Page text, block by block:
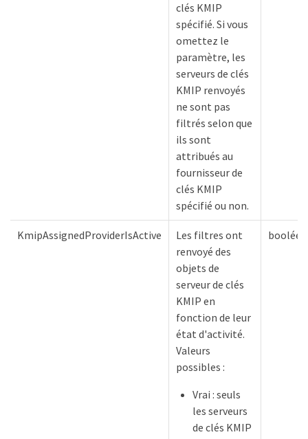
clés KMIP
spécifié. Si vous
omettez le
paramètre, les
serveurs de clés
KMIP renvoyés
ne sont pas
filtrés selon que
ils sont
attribués au
fournisseur de
clés KMIP
spécifié ou non.
KmipAssignedProviderIsActive
Les filtres ont
renvoyé des
objets de
serveur de clés
KMIP en
fonction de leur
état d'activité.
Valeurs
possibles :
Vrai : seuls
les serveurs
de clés KMIP
booléen